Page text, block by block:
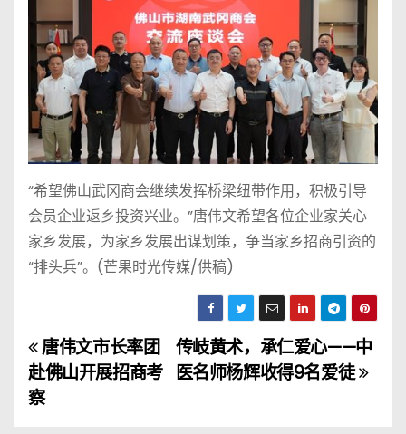
“希望佛山武冈商会继续发挥桥梁纽带作用，积极引导
会员企业返乡投资兴业。”唐伟文希望各位企业家关心
家乡发展，为家乡发展出谋划策，争当家乡招商引资的
“排头兵”。(芒果时光传媒/供稿)
文
章
传岐黄术，承仁爱心——中
医名师杨辉收得9名爱徒
唐伟文市长率团
赴佛山开展招商考
察